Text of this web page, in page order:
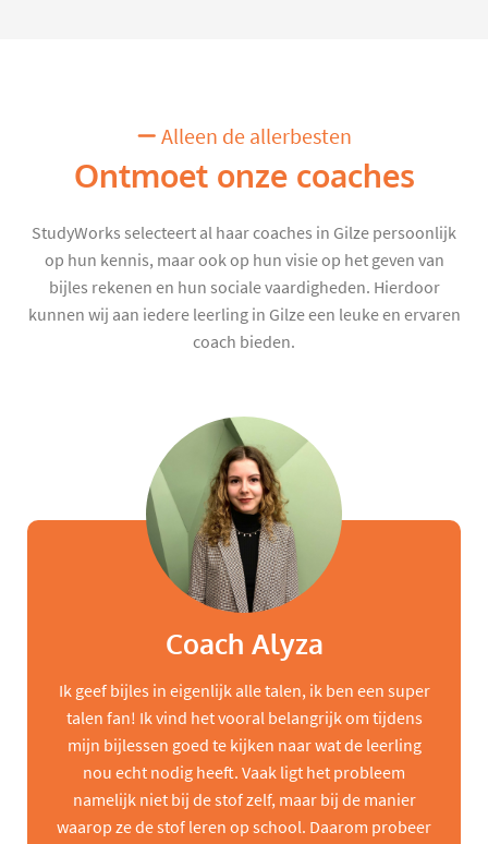
Alleen de allerbesten
Ontmoet onze coaches
StudyWorks selecteert al haar coaches in Gilze persoonlijk
op hun kennis, maar ook op hun visie op het geven van
bijles rekenen en hun sociale vaardigheden. Hierdoor
kunnen wij aan iedere leerling in Gilze een leuke en ervaren
coach bieden.
Coach Alyza
Ik geef bijles in eigenlijk alle talen, ik ben een super
talen fan! Ik vind het vooral belangrijk om tijdens
mijn bijlessen goed te kijken naar wat de leerling
nou echt nodig heeft. Vaak ligt het probleem
namelijk niet bij de stof zelf, maar bij de manier
waarop ze de stof leren op school. Daarom probeer